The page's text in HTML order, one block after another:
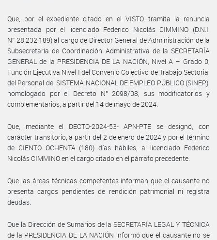
Que, por el expediente citado en el VISTO, tramita la renuncia
presentada por el licenciado Federico Nicolás CIMMINO (D.N.I.
N° 28.232.189) al cargo de Director General de Administración de la
Subsecretaría de Coordinación Administrativa de la SECRETARÍA
GENERAL de la PRESIDENCIA DE LA NACIÓN, Nivel A – Grado 0,
Función Ejecutiva Nivel I del Convenio Colectivo de Trabajo Sectorial
del Personal del SISTEMA NACIONAL DE EMPLEO PÚBLICO (SINEP),
homologado por el Decreto N° 2098/08, sus modificatorios y
complementarios, a partir del 14 de mayo de 2024.
Que, mediante el DECTO-2024-53- APN-PTE se designó, con
carácter transitorio, a partir del 2 de enero de 2024 y por el término
de CIENTO OCHENTA (180) días hábiles, al licenciado Federico
Nicolás CIMMINO en el cargo citado en el párrafo precedente.
Que las áreas técnicas competentes informan que el causante no
presenta cargos pendientes de rendición patrimonial ni registra
deudas.
Que la Dirección de Sumarios de la SECRETARÍA LEGAL Y TÉCNICA
de la PRESIDENCIA DE LA NACIÓN informó que el causante no se